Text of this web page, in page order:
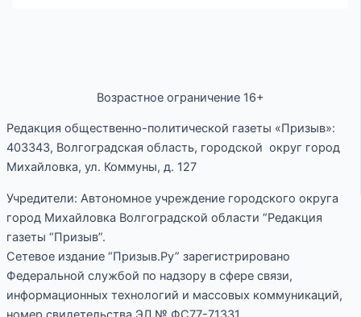
Возрастное ограничение 16+
Редакция общественно-политической газеты «Призыв»:
403343, Волгоградская область, городской округ город
Михайловка, ул. Коммуны, д. 127
Учредители: Автономное учреждение городского округа
город Михайловка Волгоградской области “Редакция
газеты “Призыв”.
Сетевое издание “Призыв.Ру” зарегистрировано
Федеральной службой по надзору в сфере связи,
информационных технологий и массовых коммуникаций,